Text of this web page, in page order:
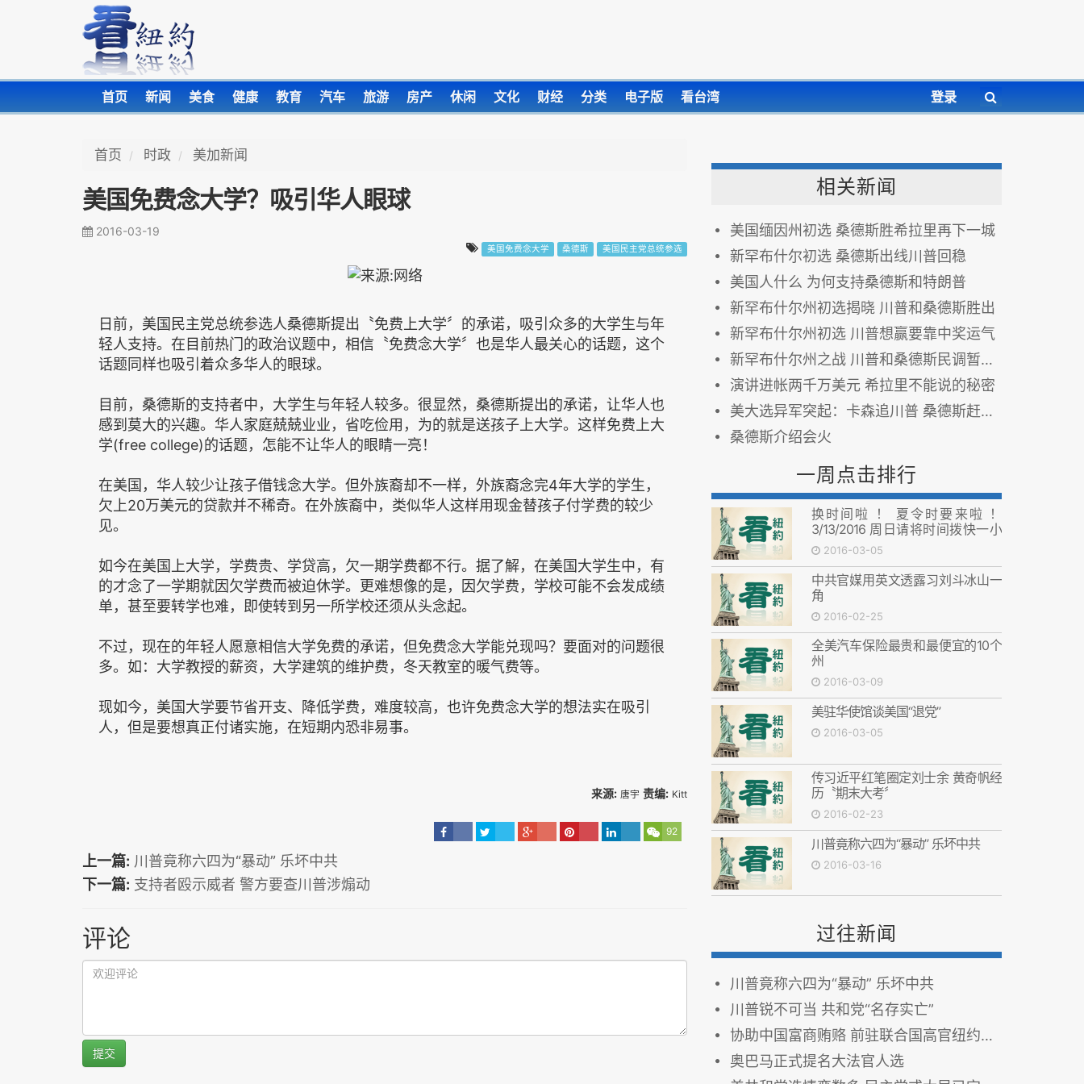
首页 新闻 美食 健康 教育 汽车 旅游 房产 休闲 文化 财经 分类 电子版 看台湾 登录
首页 时政 美加新闻
美国免费念大学？吸引华人眼球
2016-03-19
美国免费念大学 桑德斯 美国民主党总统参选
日前，美国民主党总统参选人桑德斯提出〝免费上大学〞的承诺，吸引众多的大学生与年
轻人支持。在目前热门的政治议题中，相信〝免费念大学〞也是华人最关心的话题，这个
话题同样也吸引着众多华人的眼球。
目前，桑德斯的支持者中，大学生与年轻人较多。很显然，桑德斯提出的承诺，让华人也
感到莫大的兴趣。华人家庭兢兢业业，省吃俭用，为的就是送孩子上大学。这样免费上大
学(free college)的话题，怎能不让华人的眼睛一亮！
在美国，华人较少让孩子借钱念大学。但外族裔却不一样，外族裔念完4年大学的学生，
欠上20万美元的贷款并不稀奇。在外族裔中，类似华人这样用现金替孩子付学费的较少
见。
如今在美国上大学，学费贵、学贷高，欠一期学费都不行。据了解，在美国大学生中，有
的才念了一学期就因欠学费而被迫休学。更难想像的是，因欠学费，学校可能不会发成绩
单，甚至要转学也难，即使转到另一所学校还须从头念起。
不过，现在的年轻人愿意相信大学免费的承诺，但免费念大学能兑现吗？要面对的问题很
多。如：大学教授的薪资，大学建筑的维护费，冬天教室的暖气费等。
现如今，美国大学要节省开支、降低学费，难度较高，也许免费念大学的想法实在吸引
人，但是要想真正付诸实施，在短期内恐非易事。
来源: 唐宇 责编: Kitt
92
上一篇: 川普竟称六四为“暴动” 乐坏中共
下一篇: 支持者殴示威者 警方要查川普涉煽动
评论
提交
相关新闻
美国缅因州初选 桑德斯胜希拉里再下一城
新罕布什尔初选 桑德斯出线川普回稳
美国人什么 为何支持桑德斯和特朗普
新罕布什尔州初选揭晓 川普和桑德斯胜出
新罕布什尔州初选 川普想赢要靠中奖运气
新罕布什尔州之战 川普和桑德斯民调暂领先
演讲进帐两千万美元 希拉里不能说的秘密
美大选异军突起：卡森追川普 桑德斯赶希拉里
桑德斯介绍会火
一周点击排行
换时间啦 ！ 夏令时要来啦 ！
3/13/2016 周日请将时间拨快一小
时！
2016-03-05
中共官媒用英文透露习刘斗冰山一
角
2016-02-25
全美汽车保险最贵和最便宜的10个
州
2016-03-09
美驻华使馆谈美国“退党”
2016-03-05
传习近平红笔圈定刘士余 黄奇帆经
历〝期末大考〞
2016-02-23
川普竟称六四为“暴动” 乐坏中共
2016-03-16
过往新闻
川普竟称六四为“暴动” 乐坏中共
川普锐不可当 共和党“名存实亡”
协助中国富商贿赂 前驻联合国高官纽约认罪
奥巴马正式提名大法官人选